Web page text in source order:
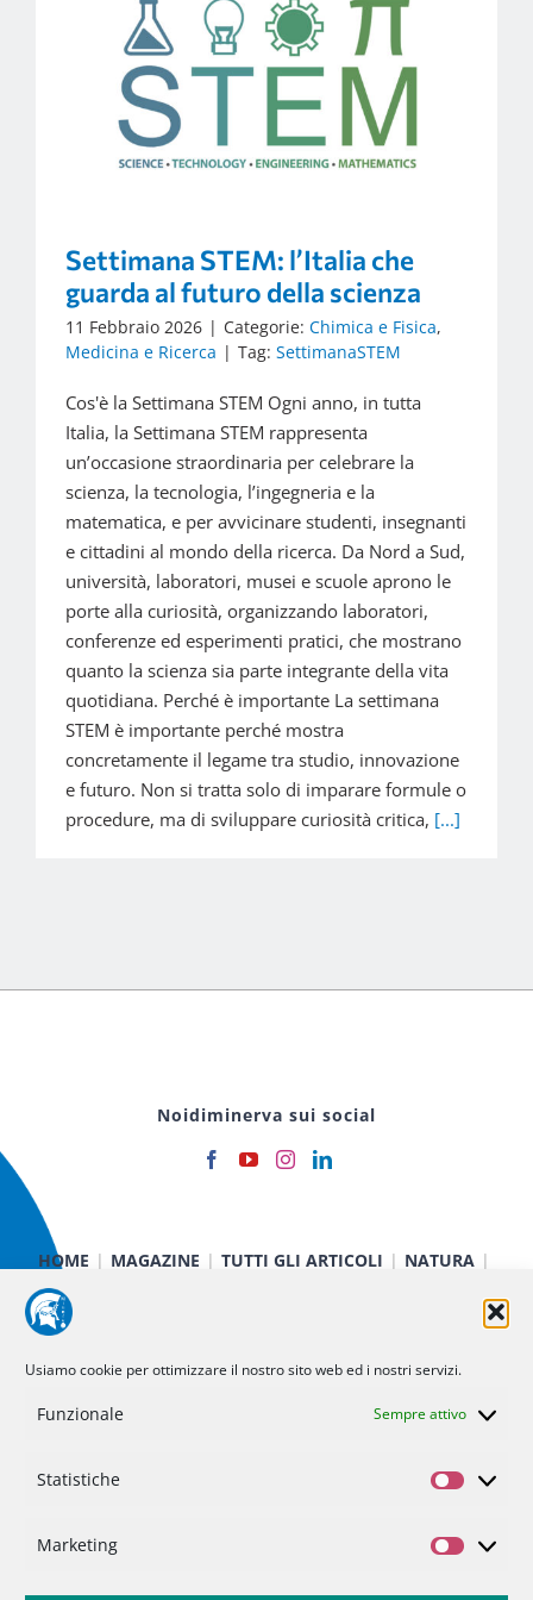
Usiamo cookie per ottimizzare il nostro sito web ed i nostri servizi.
Funzionale Sempre attivo
Statistiche
Marketing
Settimana STEM: l’Italia che
guarda al futuro della scienza
11 Febbraio 2026 | Categorie: Chimica e Fisica,
Medicina e Ricerca | Tag: SettimanaSTEM
Cos'è la Settimana STEM Ogni anno, in tutta
Italia, la Settimana STEM rappresenta
un’occasione straordinaria per celebrare la
scienza, la tecnologia, l’ingegneria e la
matematica, e per avvicinare studenti, insegnanti
e cittadini al mondo della ricerca. Da Nord a Sud,
università, laboratori, musei e scuole aprono le
porte alla curiosità, organizzando laboratori,
conferenze ed esperimenti pratici, che mostrano
quanto la scienza sia parte integrante della vita
quotidiana. Perché è importante La settimana
STEM è importante perché mostra
concretamente il legame tra studio, innovazione
e futuro. Non si tratta solo di imparare formule o
procedure, ma di sviluppare curiosità critica, [...]
Noidiminerva sui social
HOME MAGAZINE TUTTI GLI ARTICOLI
NATURA
CIBO E SALUTE
NOI DI MINERVA
STATUTO SOSTIENICI CONTATTI